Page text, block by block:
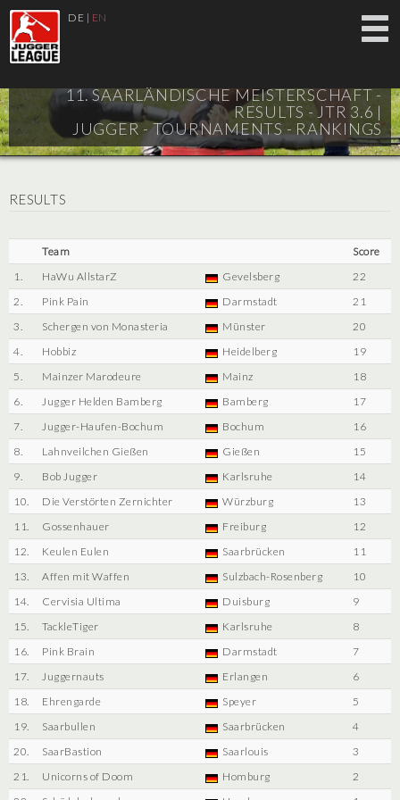
DE | EN
11. SAARLÄNDISCHE MEISTERSCHAFT -
RESULTS - JTR 3.6 |
JUGGER - TOURNAMENTS - RANKINGS
RESULTS
Team
Score
1.
HaWu AllstarZ Gevelsberg
22
2.
Pink Pain Darmstadt
21
3.
Schergen von Monasteria Münster
20
4.
Hobbiz Heidelberg
19
5.
Mainzer Marodeure Mainz
18
6.
Jugger Helden Bamberg Bamberg
17
7.
Jugger-Haufen-Bochum Bochum
16
8.
Lahnveilchen Gießen Gießen
15
9.
Bob Jugger Karlsruhe
14
10.
Die Verstörten Zernichter Würzburg
13
11.
Gossenhauer Freiburg
12
12.
Keulen Eulen Saarbrücken
11
13.
Affen mit Waffen Sulzbach-Rosenberg
10
14.
Cervisia Ultima Duisburg
9
15.
TackleTiger Karlsruhe
8
16.
Pink Brain Darmstadt
7
17.
Juggernauts Erlangen
6
18.
Ehrengarde Speyer
5
19.
Saarbullen Saarbrücken
4
20.
SaarBastion Saarlouis
3
21.
Unicorns of Doom Homburg
2